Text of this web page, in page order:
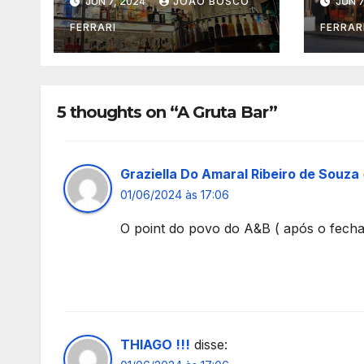
FERRARI
5 thoughts on “A Gruta Bar”
Graziella Do Amaral Ribeiro de Souza
01/06/2024 às 17:06
O point do povo do A&B ( após o
THIAGO !!! disse: